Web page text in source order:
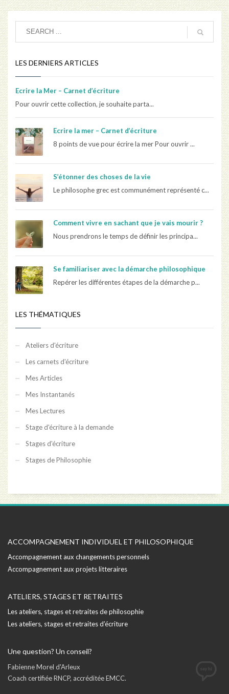
LES DERNIERS ARTICLES
Ecrire la Mer – Carnet d’écriture
Pour ouvrir cette collection, je souhaite parta...
Ecrire la mer – Carnet d’écriture
8 points de vue pour écrire la mer Pour ouvrir ...
S’étonner des choses de la vie
Le philosophe grec est communément représenté c...
Comment vivre en sachant que je vais mourir ?
Nous prendrons le temps de définir les principa...
Se familiariser avec la démarche philosophique
Repérer les différentes étapes de la démarche p...
LES THÉMATIQUES
Ateliers d'écriture
Les carnets d'écriture
Mes Articles
Mes Instantanés
Mes Lectures
Stage d'écriture à la demande
Stages d'écriture
Stages de Philosophie
ACCOMPAGNEMENT INDIVIDUEL ET PHILOSOPHIQUE
Accompagnement aux changements personnels
Accompagnement aux projets litteraires
ATELIERS, STAGES ET RETRAITES
Les ateliers, stages et retraites de philosophie
Les ateliers, stages et retraites d’écriture
Une question? Un conseil?
Fabienne Morel d'Arleux
Coach certifiée RNCP, accréditée EMCC.